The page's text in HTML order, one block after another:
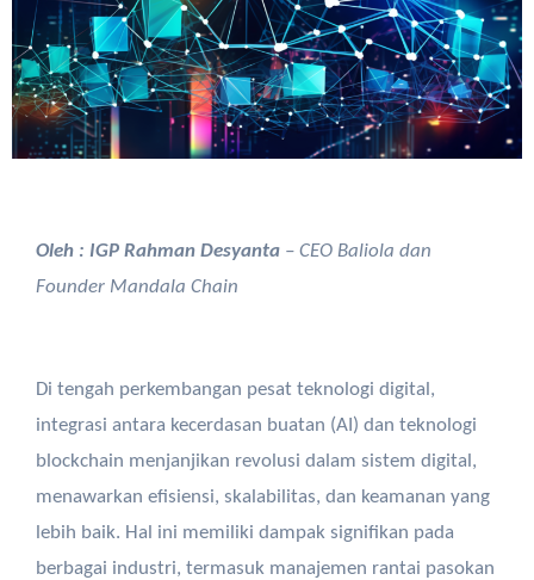
Oleh : IGP Rahman Desyanta– CEO Baliola dan
Founder Mandala Chain
Di tengah perkembangan pesat teknologi digital,
integrasi antara kecerdasan buatan (AI) dan teknologi
blockchain menjanjikan revolusi dalam sistem digital,
menawarkan efisiensi, skalabilitas, dan keamanan yang
lebih baik. Hal ini memiliki dampak signifikan pada
berbagai industri, termasuk manajemen rantai pasokan